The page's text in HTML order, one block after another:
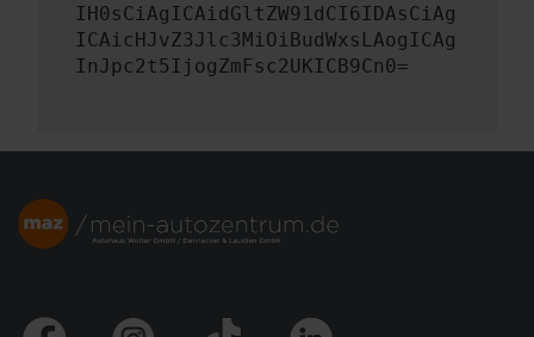
IH0sCiAgICAidGltZW91dCI6IDAsCiAg
ICAicHJvZ3Jlc3MiOiBudWxsLAogICAg
InJpc2t5IjogZmFsc2UKICB9Cn0=